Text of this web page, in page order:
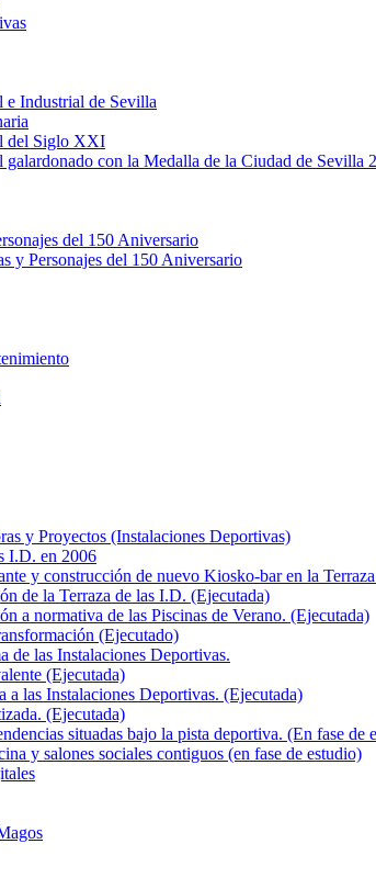
Industrial de Sevilla
del Siglo XXI
con la Medalla de la Ciudad de Sevilla
del 150 Aniversario
y Personajes del 150 Aniversario
y Proyectos (Instalaciones Deportivas)
I.D. en 2006
y construcción de nuevo Kiosko-bar en la
de la Terraza de las I.D. (Ejecutada)
a normativa de las Piscinas de Verano. (Ejecutada)
(Ejecutado)
de las Instalaciones Deportivas.
(Ejecutada)
a las Instalaciones Deportivas. (Ejecutada)
(Ejecutada)
situadas bajo la pista deportiva. (En fase de
y salones sociales contiguos (en fase de estudio)